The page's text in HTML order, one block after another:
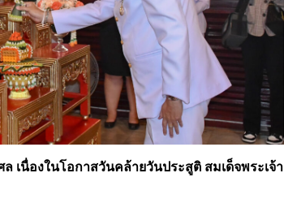
เนื่องในโอกาสวันคล้ายวันประสูติ สมเด็จพระเจ้า